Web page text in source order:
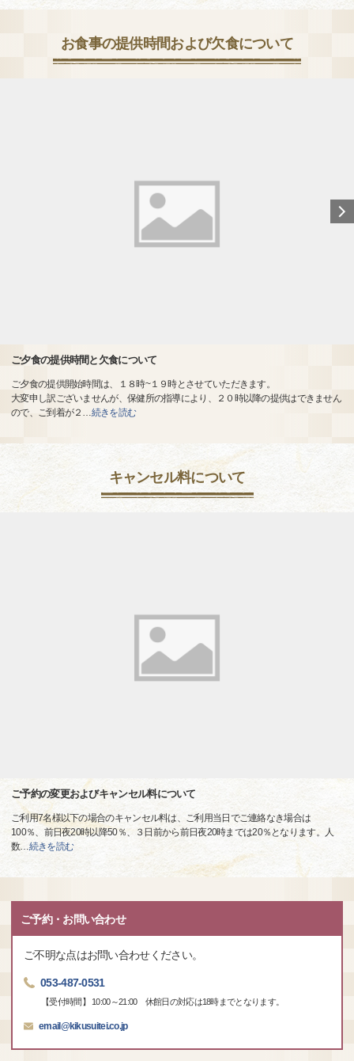
お食事の提供時間および欠食について
ご夕食の提供時間と欠食について
ご夕食の提供開始時間は、１８時~１９時とさせていただきます。
大変申し訳ございませんが、保健所の指導により、２０時以降の提供はできません
ので、ご到着が２
続きを読む
キャンセル料について
ご予約の変更およびキャンセル料について
ご利用7名様以下の場合のキャンセル料は、ご利用当日でご連絡なき場合は
100％、前日夜20時以降50％、３日前から前日夜20時までは20％となります。人
数… 続きを読む
ご予約・お問い合わせ
ご不明な点はお問い合わせください。
053-487-0531
【受付時間】 10:00～21:00 休館日の対応は18時までとなります。
email@kikusuitei.co.jp